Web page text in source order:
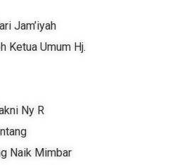
Jam’iyah
Ketua Umum Hj.
Ny R
Naik Mimbar